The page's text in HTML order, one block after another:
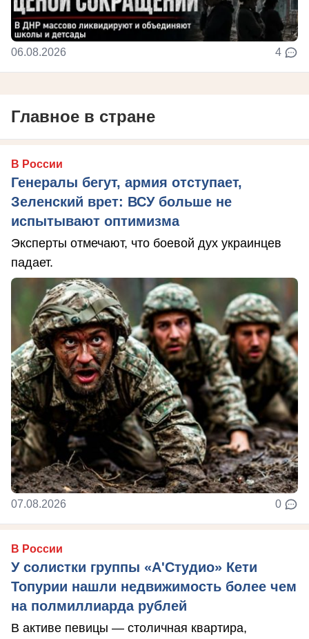
06.08.2026 4
Главное в стране
В России
Генералы бегут, армия отступает,
Зеленский врет: ВСУ больше не
испытывают оптимизма
Эксперты отмечают, что боевой дух украинцев
падает.
07.08.2026 0
В России
У солистки группы «А'Студио» Кети
Топурии нашли недвижимость более чем
на полмиллиарда рублей
В активе певицы — столичная квартира,